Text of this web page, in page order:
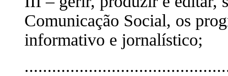
Comunicação Social, os
informativo e jornalístico;